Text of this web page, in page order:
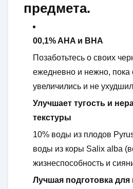
предмета.
00,1% AHA и BHA
Позаботьтесь о своих
ежедневно и нежно, пока
увеличились и не
Улучшает тугость и
текстуры
10% воды из плодов
воды из коры Salix alba
жизнеспособность и
Лучшая подготовка